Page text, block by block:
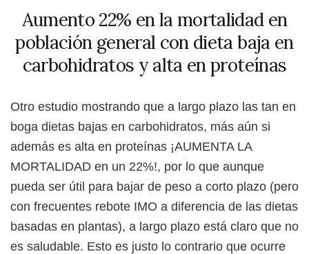
Aumento 22% en la mortalidad en
población general con dieta baja en
carbohidratos y alta en proteínas
Otro estudio mostrando que a largo plazo las tan en
boga dietas bajas en carbohidratos, más aún si
además es alta en proteínas ¡AUMENTA LA
MORTALIDAD en un 22%!, por lo que aunque
pueda ser útil para bajar de peso a corto plazo (pero
con frecuentes rebote IMO a diferencia de las dietas
basadas en plantas), a largo plazo está claro que no
es saludable. Esto es justo lo contrario que ocurre